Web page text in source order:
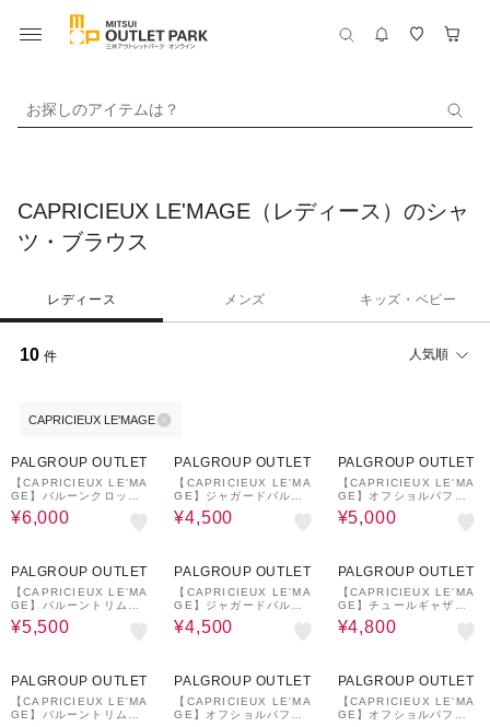
お探しのアイテムは？
CAPRICIEUX LE'MAGE（レディース）のシャ
ツ・ブラウス
レディース メンズ キッズ・ベビー
10 件 人気順
CAPRICIEUX LE'MAGE
PALGROUP OUTLET
【CAPRICIEUX LE'MA
GE】バルーンクロップ
シアーシャツ
¥6,000
PALGROUP OUTLET
【CAPRICIEUX LE'MA
GE】ジャガードバルー
ンタンク
¥4,500
PALGROUP OUTLET
【CAPRICIEUX LE'MA
GE】オフショルパフブ
ラウス
¥5,000
PALGROUP OUTLET
【CAPRICIEUX LE'MA
GE】バルーントリムス
リーブレスシャツ
¥5,500
PALGROUP OUTLET
【CAPRICIEUX LE'MA
GE】ジャガードバルー
ンタンク
¥4,500
PALGROUP OUTLET
【CAPRICIEUX LE'MA
GE】チュールギャザー
ブラウス
¥4,800
PALGROUP OUTLET
【CAPRICIEUX LE'MA
GE】バルーントリムス
PALGROUP OUTLET
【CAPRICIEUX LE'MA
GE】オフショルパフブ
PALGROUP OUTLET
【CAPRICIEUX LE'MA
GE】オフショルパフブ